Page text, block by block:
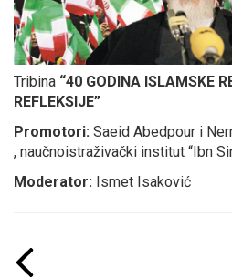
Tribina “40 GODINA ISLAMSKE
REFLEKSIJE”
Promotori: Saeid Abedpour i
, naučnoistraživački institut “Ibn
Moderator: Ismet Isaković